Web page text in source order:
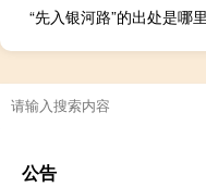
“先入银河路”的出处是哪里
公告